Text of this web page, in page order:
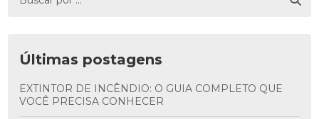
Últimas postagens
EXTINTOR DE INCÊNDIO: O GUIA COMPLETO QUE
VOCÊ PRECISA CONHECER